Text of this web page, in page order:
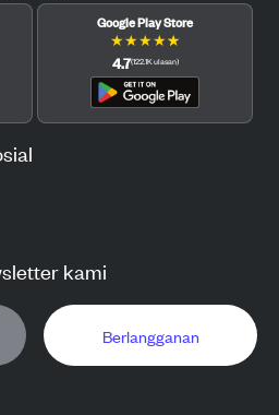
Google Play Store
★★★★★
4.7(122.1K ulasan)
kami
Berlangganan